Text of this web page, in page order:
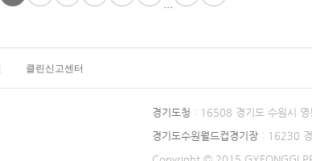
클린신고센터
경기도청 : 16508 경기도 수원시
경기도수원월드컵경기장 : 16230